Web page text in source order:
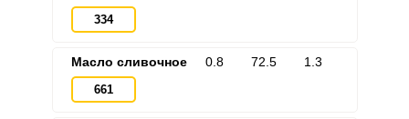
334
Масло сливочное
661
0.8 72.5 1.3